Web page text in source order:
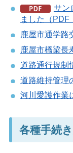
サン
ました（PDF
鹿屋市通学路
鹿屋市橋梁長
道路通行規制
道路維持管理
河川愛護作業
各種手続